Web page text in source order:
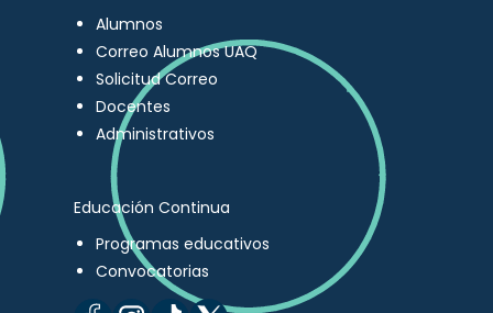
Alumnos
Correo Alumnos UAQ
Solicitud Correo
Docentes
Administrativos
Educación Continua
Programas educativos
Convocatorias